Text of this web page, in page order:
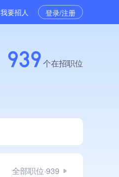
我要招人 登录/注册
939个在招职位
全部职位·939